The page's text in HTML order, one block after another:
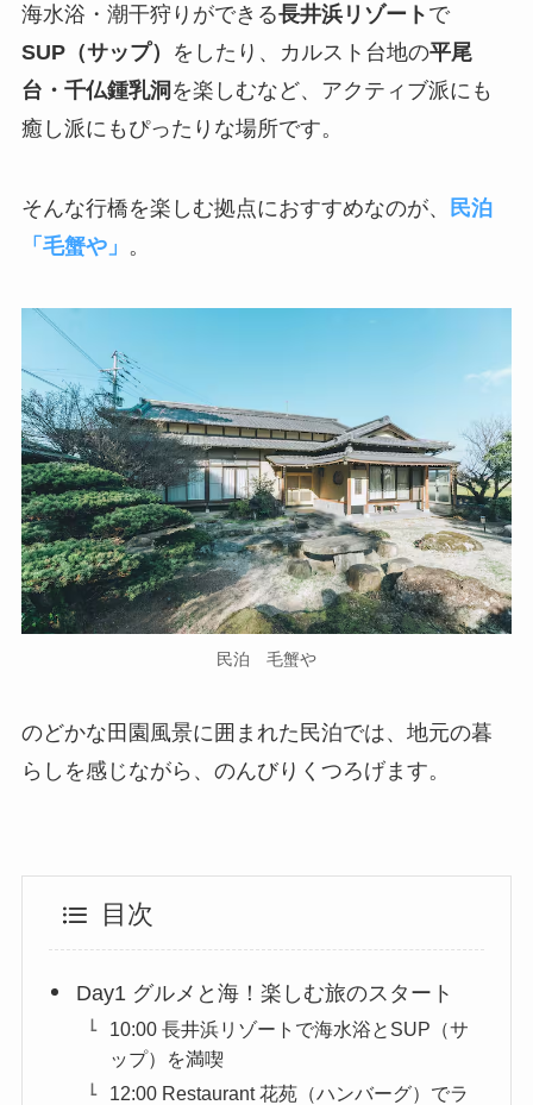
海水浴・潮干狩りができる長井浜リゾート で
SUP（サップ）
をしたり、カルスト台地の平尾
台・千仏鍾乳洞 を楽しむなど、アクティブ派にも
癒し派にもぴったりな場所です。
そんな行橋を楽しむ拠点におすすめなのが、 民泊
「毛蟹や」 。
民泊 毛蟹や
のどかな田園風景に囲まれた民泊では、地元の暮
らしを感じながら、のんびりくつろげます。
目次
Day1 グルメと海！楽しむ旅のスタート
10:00 長井浜リゾートで海水浴とSUP（サ
ップ）を満喫
12:00 Restaurant 花苑（ハンバーグ）でラ